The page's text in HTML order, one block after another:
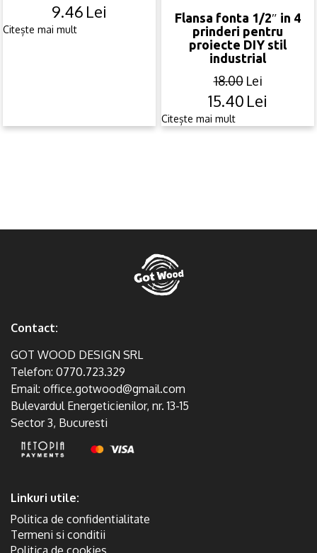
Original
9.46 Lei
Current
Citește mai mult
Flansa fonta 1/2″ in 4
prinderi pentru
proiecte DIY stil
industrial
18.00 Lei
Original
15.40 Lei
Current
Citește mai mult
Contact:
GOT WOOD DESIGN SRL
Telefon: 0770.723.329
Email: office.gotwood@gmail.com
Bulevardul Energeticienilor, nr. 13-15
Sector 3, Bucuresti
Linkuri utile:
Politica de confidentialitate
Termeni si conditii